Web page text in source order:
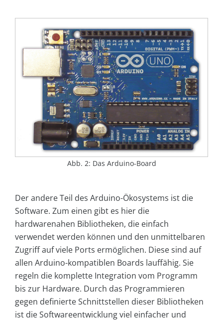
Abb. 2: Das Arduino-Board
Der andere Teil des Arduino-Ökosystems ist die
Software. Zum einen gibt es hier die
hardwarenahen Bibliotheken, die einfach
verwendet werden können und den unmittelbaren
Zugriff auf viele Ports ermöglichen. Diese sind auf
allen Arduino-kompatiblen Boards lauffähig. Sie
regeln die komplette Integration vom Programm
bis zur Hardware. Durch das Programmieren
gegen definierte Schnittstellen dieser Bibliotheken
ist die Softwareentwicklung viel einfacher und